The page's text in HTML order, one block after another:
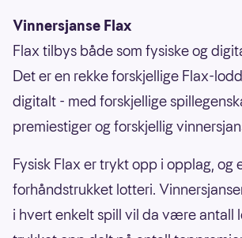
Vinnersjanse Flax
Flax tilbys både som fysiske og
Det er en rekke forskjellige Flax-
digitalt - med forskjellige
premiestiger og forskjellig
Fysisk Flax er trykt opp i opplag, og
forhåndstrukket lotteri.
i hvert enkelt spill vil da være antall